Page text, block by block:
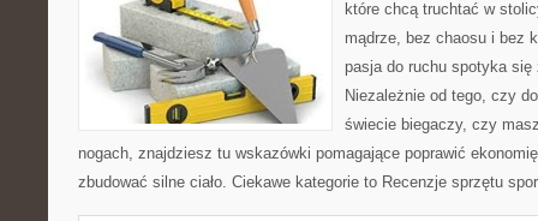
które chcą truchtać w
mądrze, bez chaosu i bez
pasja do ruchu spotyka
Niezależnie od tego, czy
świecie biegaczy, czy
nogach, znajdziesz tu wskazówki pomagające poprawić
zbudować silne ciało. Ciekawe kategorie to Recenzje sprzętu